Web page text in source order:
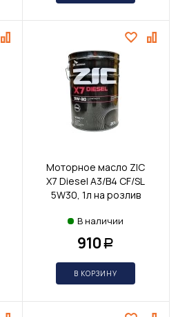
Моторное масло ZIC
X7 Diesel A3/B4 CF/SL
5W30, 1л на розлив
В наличии
910 Р
В КОРЗИНУ